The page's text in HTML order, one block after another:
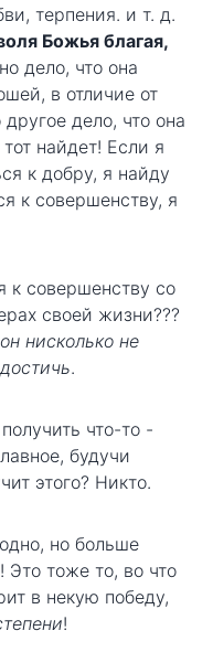
терпения. и т. д.
Божья благая,
дело, что она
в отличие от
дело, что она
найдет! Если я
к добру, я найду
к совершенству, я
к совершенству со
своей жизни???
он нисколько не
.
что-то -
будучи
этого? Никто.
но больше
! Это тоже то, во что
в некую победу,
!